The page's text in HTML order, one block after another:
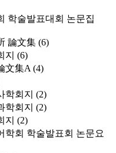
학술발표대회 논문집
論文集 (6)
지 (6)
文集A (4)
학회지 (2)
학회지 (2)
지 (2)
학회 학술발표회 논문요